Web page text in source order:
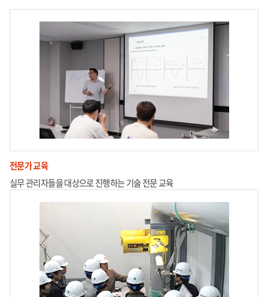
전문가 교육
실무 관리자들을 대상으로 진행하는 기술 전문 교육